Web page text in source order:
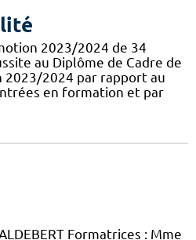
2023/2024 de 34
au Diplôme de Cadre de
2023/2024 par rapport au
en formation et par
Formatrices : Mme